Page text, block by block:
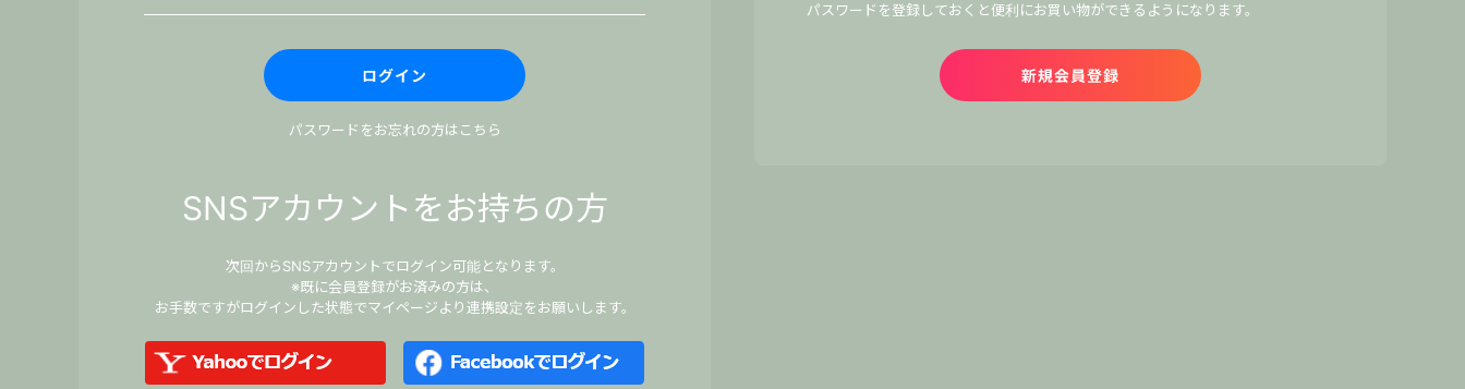
パスワードをお忘れの方はこちら
SNSアカウントをお持ちの方
次回からSNSアカウントでログイン可能となります。
※既に会員登録がお済みの方は、
お手数ですがログインした状態でマイページより連携設定をお願いします。
パスワードを登録しておくと便利にお買い物ができるようになります。